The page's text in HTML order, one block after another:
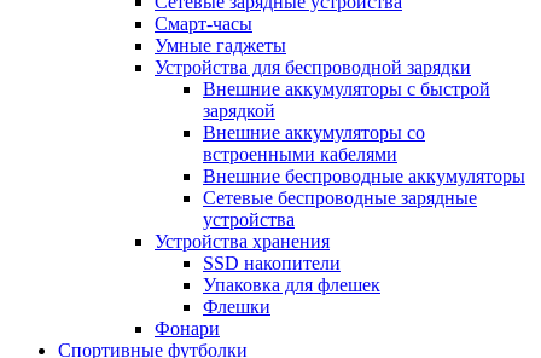
Смарт-часы
Умные гаджеты
Устройства для беспроводной зарядки
Внешние аккумуляторы с быстрой
зарядкой
Внешние аккумуляторы со
встроенными кабелями
Внешние беспроводные аккумуляторы
Сетевые беспроводные зарядные
устройства
Устройства хранения
SSD накопители
Упаковка для флешек
Флешки
Фонари
Спортивные футболки